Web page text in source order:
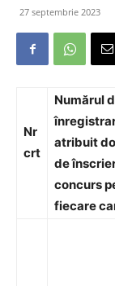
27 septembrie 2023
Nr
crt
Numărul
atribuit
de
concurs
fiecare